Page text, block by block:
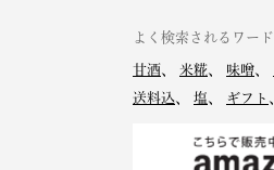
よく検索されるワード
甘酒 米糀 味噌
送料込
塩 ギフト